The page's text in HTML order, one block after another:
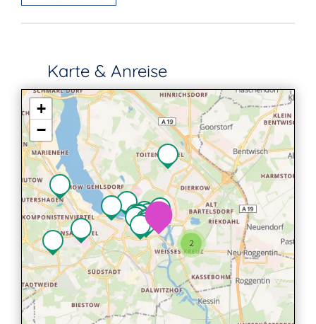
Karte & Anreise
2
+
−